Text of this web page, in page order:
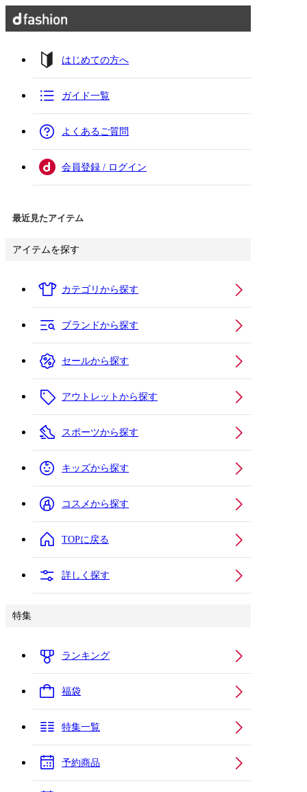
はじめての方へ
ガイド一覧
よくあるご質問
会員登録 / ログイン
最近見たアイテム
アイテムを探す
カテゴリから探す
ブランドから探す
セールから探す
アウトレットから探す
スポーツから探す
キッズから探す
コスメから探す
TOPに戻る
詳しく探す
特集
ランキング
福袋
特集一覧
予約商品